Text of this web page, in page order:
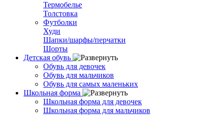
Термобелье
Толстовка
Футболки
Худи
Шапки/шарфы/перчатки
Шорты
Детская обувь
Обувь для девочек
Обувь для мальчиков
Обувь для самых маленьких
Школьная форма
Школьная форма для девочек
Школьная форма для мальчиков